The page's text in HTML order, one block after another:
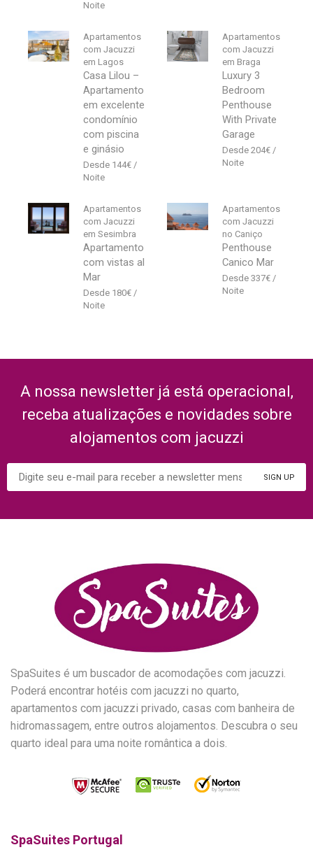
Apartamentos
com Jacuzzi
em Lagos
Casa Lilou –
Apartamento
em excelente
condomínio
com piscina
e ginásio
144€
Apartamentos
com Jacuzzi
em Braga
Luxury 3
Bedroom
Penthouse
With Private
Garage
204€
Apartamentos
com Jacuzzi
em Sesimbra
Apartamento
com vistas al
Mar
180€
Apartamentos
com Jacuzzi
no Caniço
Penthouse
Canico Mar
337€
A nossa newsletter já está operacional,
receba atualizações e novidades sobre
alojamentos com jacuzzi
SpaSuites é um buscador de acomodações com jacuzzi.
Poderá encontrar hotéis com jacuzzi no quarto,
apartamentos com jacuzzi privado, casas com banheira de
hidromassagem, entre outros alojamentos. Descubra o seu
quarto ideal para uma noite romântica a dois.
SpaSuites Portugal